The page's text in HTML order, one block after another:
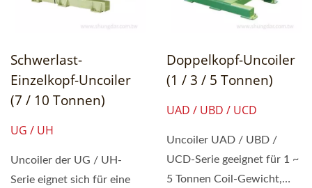
Schwerlast-
Einzelkopf-Uncoiler
(7 / 10 Tonnen)
UG / UH
Uncoiler der UG / UH-
Serie eignet sich für eine
Doppelkopf-Uncoiler
(1 / 3 / 5 Tonnen)
UAD / UBD / UCD
Uncoiler UAD / UBD /
UCD-Serie geeignet für 1 ~
5 Tonnen Coil-Gewicht,